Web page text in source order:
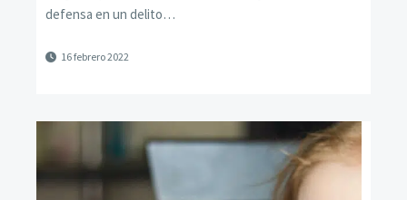
defensa en un delito…
16 febrero 2022